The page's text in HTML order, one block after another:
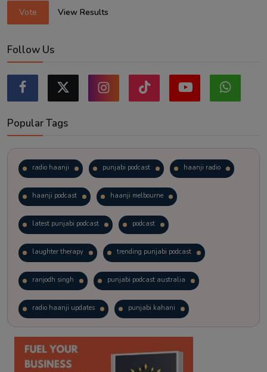
Vote View Results
Follow Us
Popular Tags
radio haanji punjabi podcast haanji radio
haanji podcast haanji melbourne
latest punjabi podcast podcast
laughter therapy trending punjabi podcast
ranjodh singh punjabi podcast australia
radio haanji updates punjabi kahani
kitaab kahani punjabi story